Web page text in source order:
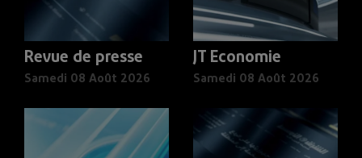
Revue de presse
Samedi 08 Août 2026
JT Economie
Samedi 08 Août 2026